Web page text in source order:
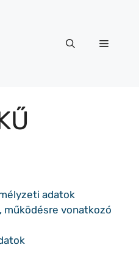
Menü
adatok
működésre vonatkozó